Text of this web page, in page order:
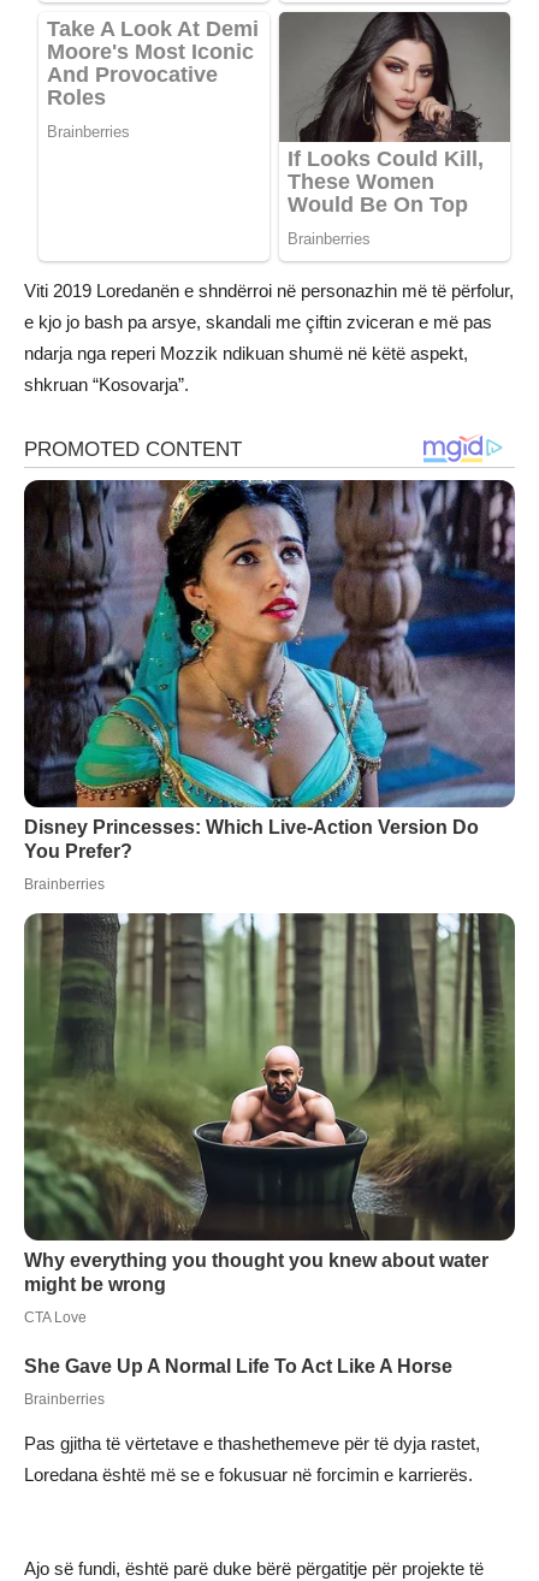
Viti 2019 Loredanën e shndërroi në personazhin më të përfolur,
e kjo jo bash pa arsye, skandali me çiftin zviceran e më pas
ndarja nga reperi Mozzik ndikuan shumë në këtë aspekt,
shkruan “Kosovarja”.
Pas gjitha të vërtetave e thashethemeve për të dyja rastet,
Loredana është më se e fokusuar në forcimin e karrierës.
Ajo së fundi, është parë duke bërë përgatitje për projekte të